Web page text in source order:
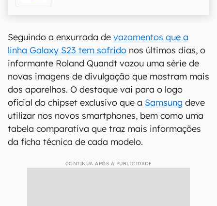
Seguindo a enxurrada de vazamentos que a
linha Galaxy S23 tem sofrido nos últimos dias, o
informante Roland Quandt vazou uma série de
novas imagens de divulgação que mostram mais
dos aparelhos. O destaque vai para o logo
oficial do chipset exclusivo que a Samsung deve
utilizar nos novos smartphones, bem como uma
tabela comparativa que traz mais informações
da ficha técnica de cada modelo.
CONTINUA APÓS A PUBLICIDADE